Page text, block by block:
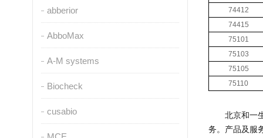
abberior
AbboMax
A-M systems
Biocheck
cusabio
74412
74415
75101
75103
75105
75110
北京和一
务。产品及服